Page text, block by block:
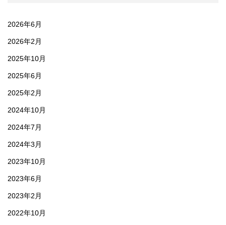
2026年6月
2026年2月
2025年10月
2025年6月
2025年2月
2024年10月
2024年7月
2024年3月
2023年10月
2023年6月
2023年2月
2022年10月